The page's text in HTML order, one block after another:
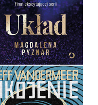
MAGDALENA PYZNAR
OPRAWA MIĘKKA
49,99 ZŁ